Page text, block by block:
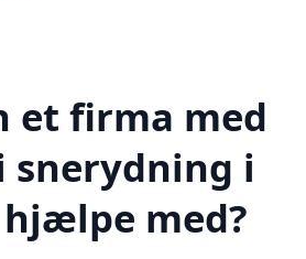
et firma med
snerydning i
med?